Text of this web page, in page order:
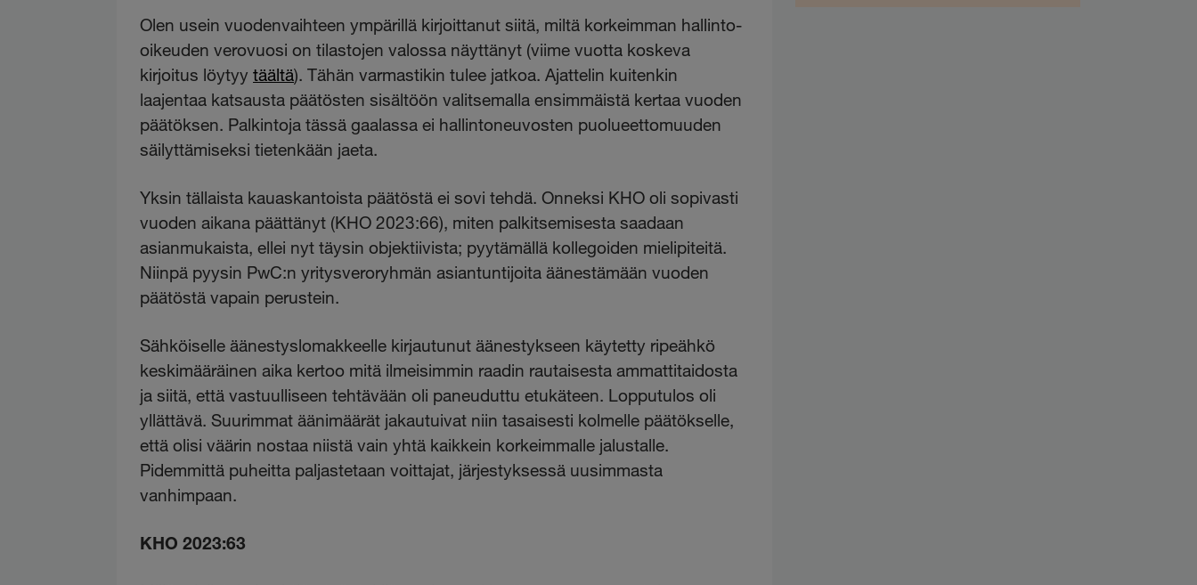
Olen usein vuodenvaihteen ympärillä kirjoittanut siitä, miltä korkeimman hallinto-
oikeuden verovuosi on tilastojen valossa näyttänyt (viime vuotta koskeva
kirjoitus löytyytäältä). Tähän varmastikin tulee jatkoa. Ajattelin kuitenkin
laajentaa katsausta päätösten sisältöön valitsemalla ensimmäistä kertaa vuoden
päätöksen. Palkintoja tässä gaalassa ei hallintoneuvosten puolueettomuuden
säilyttämiseksi tietenkään jaeta.
Yksin tällaista kauaskantoista päätöstä ei sovi tehdä. Onneksi KHO oli sopivasti
vuoden aikana päättänyt (KHO 2023:66), miten palkitsemisesta saadaan
asianmukaista, ellei nyt täysin objektiivista; pyytämällä kollegoiden mielipiteitä.
Niinpä pyysin PwC:n yritysveroryhmän asiantuntijoita äänestämään vuoden
päätöstä vapain perustein.
Sähköiselle äänestyslomakkeelle kirjautunut äänestykseen käytetty ripeähkö
keskimääräinen aika kertoo mitä ilmeisimmin raadin rautaisesta ammattitaidosta
ja siitä, että vastuulliseen tehtävään oli paneuduttu etukäteen. Lopputulos oli
yllättävä. Suurimmat äänimäärät jakautuivat niin tasaisesti kolmelle päätökselle,
että olisi väärin nostaa niistä vain yhtä kaikkein korkeimmalle jalustalle.
Pidemmittä puheitta paljastetaan voittajat, järjestyksessä uusimmasta
vanhimpaan.
KHO 2023:63